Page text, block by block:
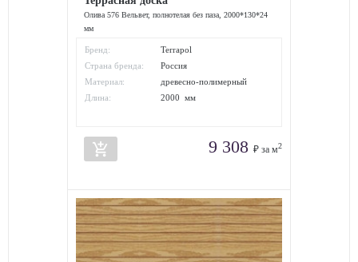
Олива 576 Вельвет, полнотелая без паза, 2000*130*24
мм
Бренд:
Terrapol
Страна бренда:
Россия
Материал:
древесно-полимерный
композит
Длина: 2000 мм
add_shopping_cart 9 308 ₽ за м2